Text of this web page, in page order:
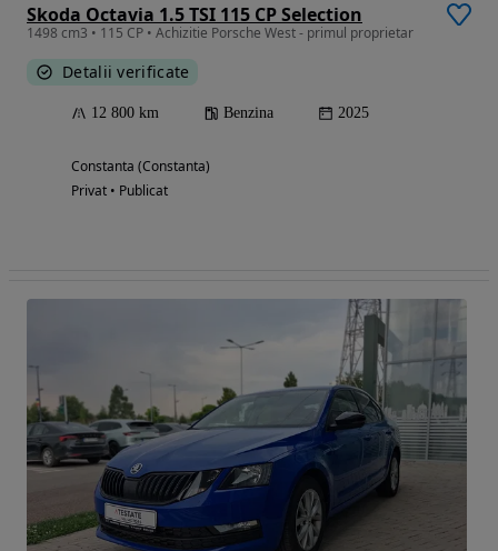
Skoda Octavia 1.5 TSI 115 CP Selection
1498 cm3 • 115 CP • Achizitie Porsche West - primul proprietar
Detalii verificate
12 800 km Benzina 2025
Constanta (Constanta)
Privat • Publicat